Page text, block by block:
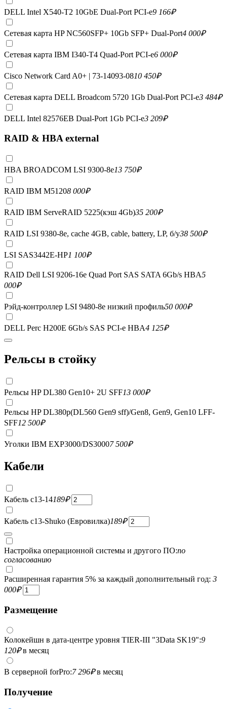
DELL Intel X540-T2 10GbE Dual-Port PCI-e9 166₽
Сетевая карта HP NC560SFP+ 10Gb SFP+ Dual-Port4 000₽
Сетевая карта IBM I340-T4 Quad-Port PCI-e6 000₽
Cisco Network Card A0+ | 73-14093-0810 450₽
Сетевая карта DELL Broadcom 5720 1Gb Dual-Port PCI-e3 484₽
DELL Intel 82576EB Dual-Port 1Gb PCI-e3 209₽
RAID & HBA external
HBA BROADCOM LSI 9300-8e13 750₽
RAID IBM M51208 000₽
RAID IBM ServeRAID 5225(кэш 4Gb)35 200₽
RAID LSI 9380-8e, сache 4GB, cable, battery, LP, б/у38 500₽
LSI SAS3442E-HP1 100₽
RAID Dell LSI 9206-16e Quad Port SAS SATA 6Gb/s HBA5
000₽
Рэйд-контроллер LSI 9480-8e низкий профиль50 000₽
DELL Perc H200E 6Gb/s SAS PCI-e HBA4 125₽
Рельсы в стойку
Рельсы HP DL380 Gen10+ 2U SFF13 000₽
Рельсы HP DL380p(DL560 Gen9 sff)/Gen8, Gen9, Gen10 LFF-
SFF12 500₽
Уголки IBM EXP3000/DS30007 500₽
Кабели
Кабель c13-14189₽
Кабель c13-Shuko (Евровилка)189₽
Настройка операционной системы и другого ПО:по
согласованию
Расширенная гарантия 5% за каждый дополнительный год: 3
000₽
Размещение
Колокейшн в дата-центре уровня TIER-III "3Data SK19":9
120₽в месяц
В серверной forPro:7 296₽в месяц
Получение